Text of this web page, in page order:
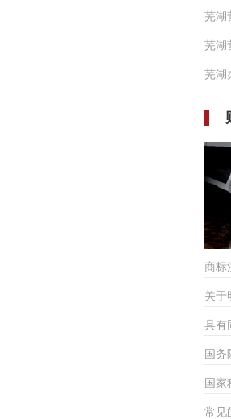
芜湖
芜湖
芜湖
商标
关于
具有
国务
国家
常见